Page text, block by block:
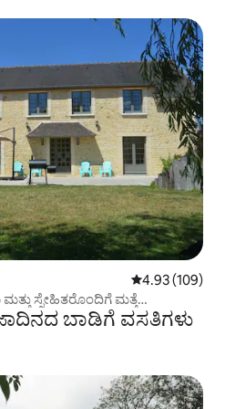
5 ರಲ್ಲಿ 4.93
4.93 (109)
ಸ್ನೇಹಿತರೊಂದಿಗೆ ಮತ್ತೆ
ಬಾಡಿಗೆ ವಸತಿಗಳು